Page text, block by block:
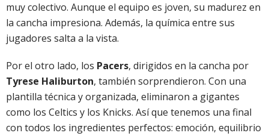
muy colectivo. Aunque el equipo es joven, su madurez en
la cancha impresiona. Además, la química entre sus
jugadores salta a la vista.
Por el otro lado, los Pacers, dirigidos en la cancha por
Tyrese Haliburton, también sorprendieron. Con una
plantilla técnica y organizada, eliminaron a gigantes
como los Celtics y los Knicks. Así que tenemos una final
con todos los ingredientes perfectos: emoción, equilibrio